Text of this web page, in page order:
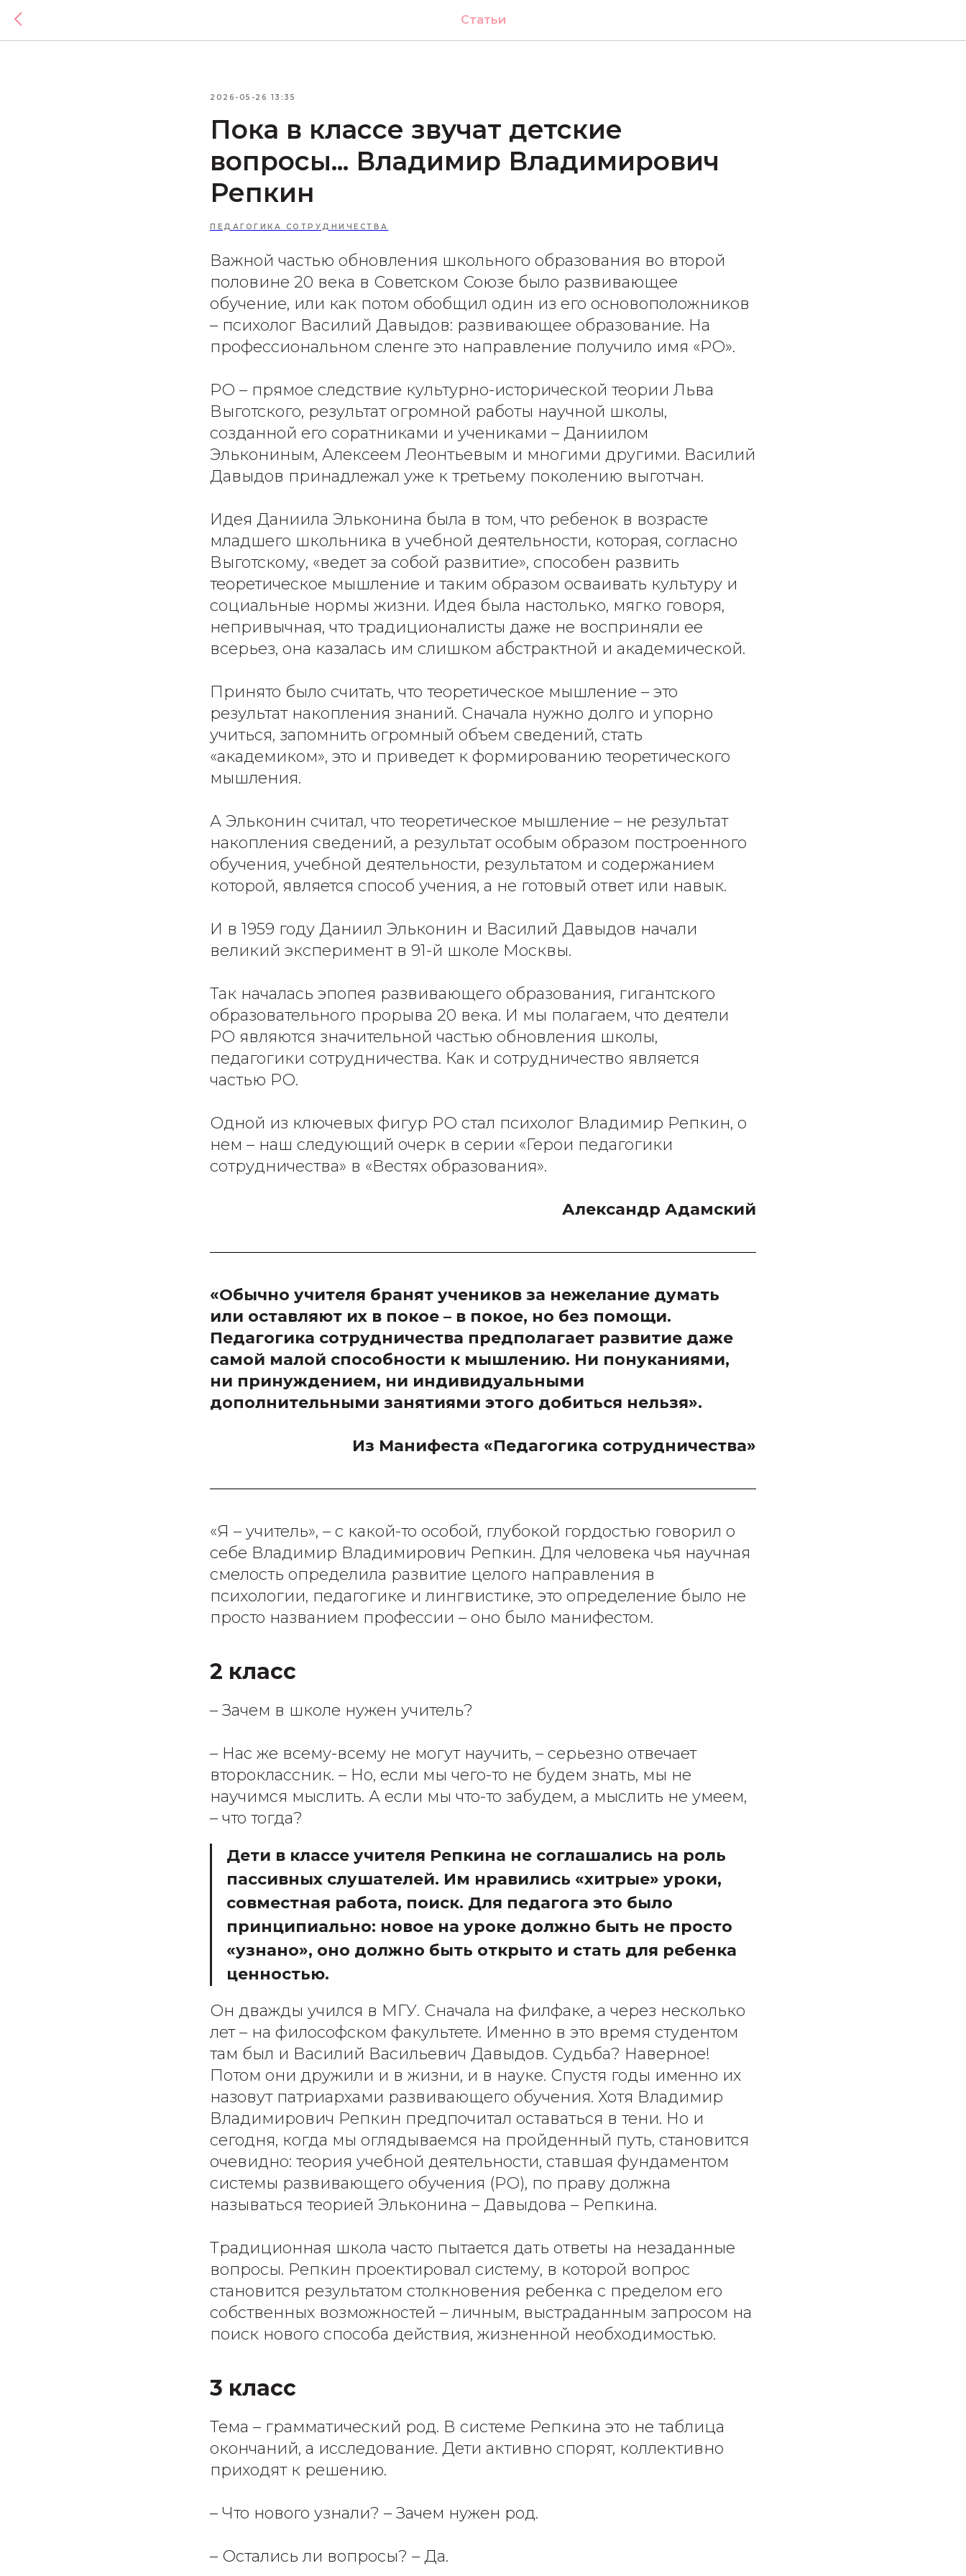
Статьи
2026-05-26 13:35
​Пока в классе звучат детские
вопросы... Владимир Владимирович
Репкин
ПЕДАГОГИКА СОТРУДНИЧЕСТВА
Важной частью обновления школьного образования во второй
половине 20 века в Советском Союзе было развивающее
обучение, или как потом обобщил один из его основоположников
– психолог Василий Давыдов: развивающее образование. На
профессиональном сленге это направление получило имя «РО».
РО – прямое следствие культурно-исторической теории Льва
Выготского, результат огромной работы научной школы,
созданной его соратниками и учениками – Даниилом
Элькониным, Алексеем Леонтьевым и многими другими. Василий
Давыдов принадлежал уже к третьему поколению выготчан.
Идея Даниила Эльконина была в том, что ребенок в возрасте
младшего школьника в учебной деятельности, которая, согласно
Выготскому, «ведет за собой развитие», способен развить
теоретическое мышление и таким образом осваивать культуру и
социальные нормы жизни. Идея была настолько, мягко говоря,
непривычная, что традиционалисты даже не восприняли ее
всерьез, она казалась им слишком абстрактной и академической.
Принято было считать, что теоретическое мышление – это
результат накопления знаний. Сначала нужно долго и упорно
учиться, запомнить огромный объем сведений, стать
«академиком», это и приведет к формированию теоретического
мышления.
А Эльконин считал, что теоретическое мышление – не результат
накопления сведений, а результат особым образом построенного
обучения, учебной деятельности, результатом и содержанием
которой, является способ учения, а не готовый ответ или навык.
И в 1959 году Даниил Эльконин и Василий Давыдов начали
великий эксперимент в 91-й школе Москвы.
Так началась эпопея развивающего образования, гигантского
образовательного прорыва 20 века. И мы полагаем, что деятели
РО являются значительной частью обновления школы,
педагогики сотрудничества. Как и сотрудничество является
частью РО.
Одной из ключевых фигур РО стал психолог Владимир Репкин, о
нем – наш следующий очерк в серии «Герои педагогики
сотрудничества» в «Вестях образования».
Александр Адамский
«Обычно учителя бранят учеников за нежелание думать
или оставляют их в покое – в покое, но без помощи.
Педагогика сотрудничества предполагает развитие даже
самой малой способности к мышлению. Ни понуканиями,
ни принуждением, ни индивидуальными
дополнительными занятиями этого добиться нельзя».
Из Манифеста «Педагогика сотрудничества»
«Я – учитель», – с какой-то особой, глубокой гордостью говорил о
себе Владимир Владимирович Репкин. Для человека чья научная
смелость определила развитие целого направления в
психологии, педагогике и лингвистике, это определение было не
просто названием профессии – оно было манифестом.
2 класс
– Зачем в школе нужен учитель?
– Нас же всему-всему не могут научить, – серьезно отвечает
второклассник. – Но, если мы чего-то не будем знать, мы не
научимся мыслить. А если мы что-то забудем, а мыслить не умеем,
– что тогда?
Дети в классе учителя Репкина не соглашались на роль
пассивных слушателей. Им нравились «хитрые» уроки,
совместная работа, поиск. Для педагога это было
принципиально: новое на уроке должно быть не просто
«узнано», оно должно быть открыто и стать для ребенка
ценностью.
Он дважды учился в МГУ. Сначала на филфаке, а через несколько
лет – на философском факультете. Именно в это время студентом
там был и Василий Васильевич Давыдов. Судьба? Наверное!
Потом они дружили и в жизни, и в науке. Спустя годы именно их
назовут патриархами развивающего обучения. Хотя Владимир
Владимирович Репкин предпочитал оставаться в тени. Но и
сегодня, когда мы оглядываемся на пройденный путь, становится
очевидно: теория учебной деятельности, ставшая фундаментом
системы развивающего обучения (РО), по праву должна
называться теорией Эльконина – Давыдова – Репкина.
Традиционная школа часто пытается дать ответы на незаданные
вопросы. Репкин проектировал систему, в которой вопрос
становится результатом столкновения ребенка с пределом его
собственных возможностей – личным, выстраданным запросом на
поиск нового способа действия, жизненной необходимостью.
3 класс
Тема – грамматический род. В системе Репкина это не таблица
окончаний, а исследование. Дети активно спорят, коллективно
приходят к решению.
– Что нового узнали? – Зачем нужен род.
– Остались ли вопросы? – Да.